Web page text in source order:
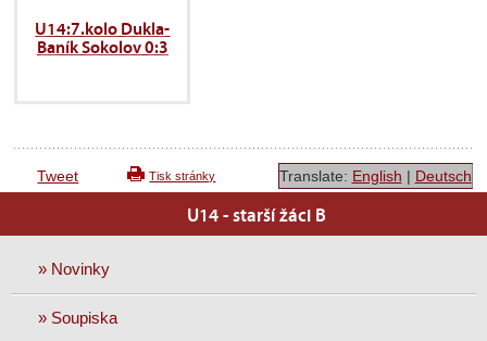
U14:7.kolo Dukla-
Baník Sokolov 0:3
Tweet Tisk stránky Translate: English | Deutsch
U14 - starší žáci B
» Novinky
» Soupiska